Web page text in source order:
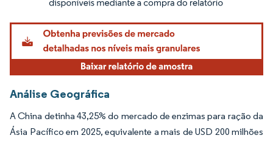
Análise Geográfica
A China detinha 43,25% do mercado de enzimas para ração da
Ásia Pacífico em 2025, equivalente a mais de USD 200 milhões